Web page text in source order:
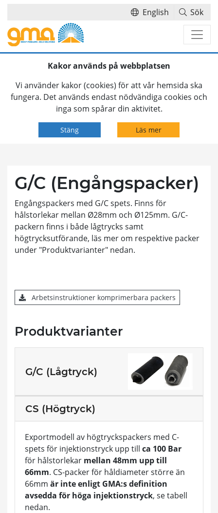
Hoppa över navigationsmenyn
English Sök
Kakor används på webbplatsen
Vi använder kakor (cookies) för att vår hemsida ska
fungera. Det används endast nödvändiga cookies och
inga som spårar din aktivitet.
Stäng Läs mer
G/C (Engångspacker)
Engångspackers med G/C spets. Finns för
hålstorlekar mellan Ø28mm och Ø125mm. G/C-
packern finns i både lågtrycks samt
högtrycksutförande, läs mer om respektive packer
under "Produktvarianter" nedan.
Arbetsinstruktioner komprimerbara packers
Produktvarianter
G/C (Lågtryck)
CS (Högtryck)
Exportmodell av högtryckspackers med C-
spets för injektionstryck upp till ca 100 Bar
för hålstorlekar mellan 48mm upp till
66mm. CS-packer för håldiameter större än
66mm är inte enligt GMA:s definition
avsedda för höga injektionstryck, se tabell
nedan.